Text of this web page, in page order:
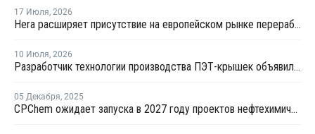
17 Июля, 2026
Hera расширяет присутствие на европейском рынке переработки пластика благодаря приобретению в Польше
10 Июля, 2026
Разработчик технологии производства ПЭТ-крышек объявил о банкротстве
05 Декабря, 2025
CPChem ожидает запуска в 2027 году проектов нефтехимической отрасли мирового масштаба